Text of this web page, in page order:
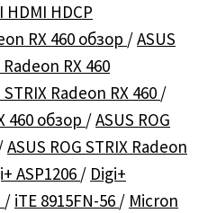
HDMI HDCP
RX 460 обзор /ASUS
Radeon RX 460
STRIX Radeon RX 460 /
460 обзор /ASUS ROG
ASUS ROG STRIX Radeon
ASP1206 / Digi+
/ iTE 8915FN-56 / Micron